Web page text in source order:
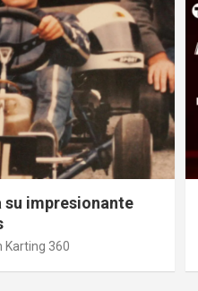
su impresionante
Karting 360